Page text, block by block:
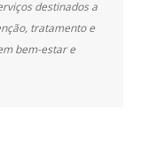
destinados a
tratamento e
bem-estar e